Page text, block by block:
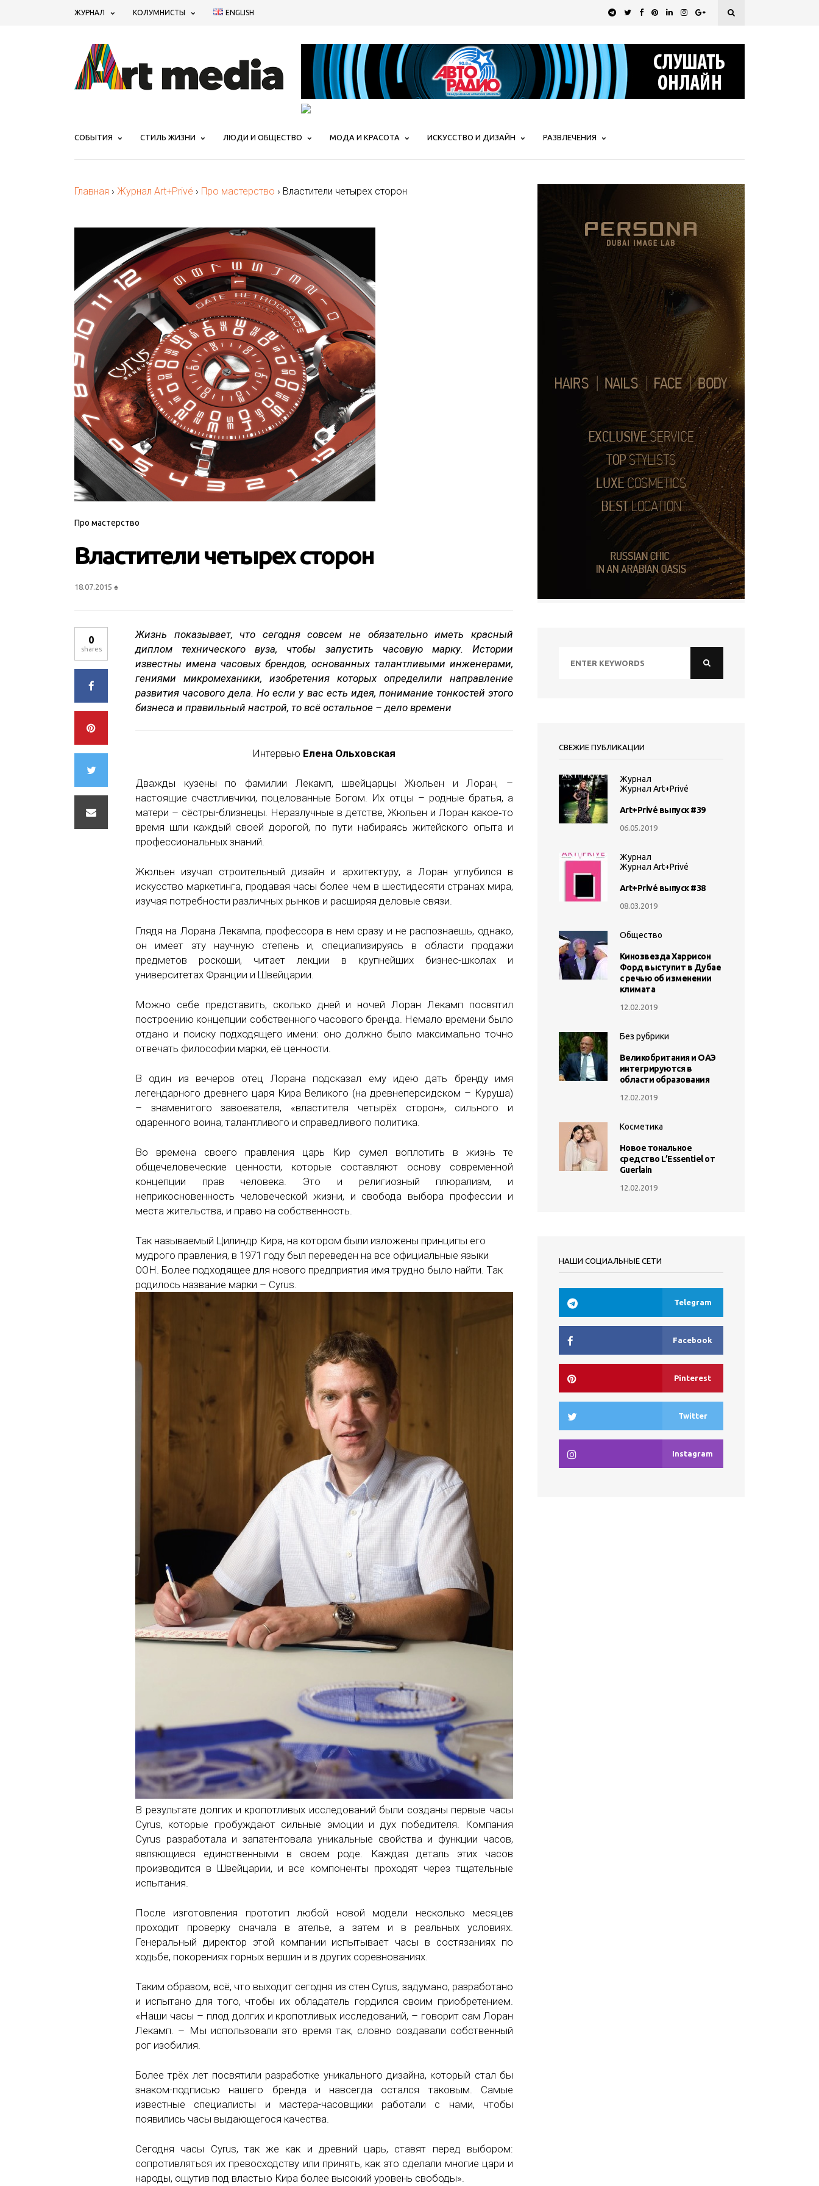
ЖУРНАЛ КОЛУМНИСТЫ ENGLISH
СОБЫТИЯ СТИЛЬ ЖИЗНИ ЛЮДИ И ОБЩЕСТВО МОДА И КРАСОТА ИСКУССТВО И ДИЗАЙН РАЗВЛЕЧЕНИЯ
Главная › Журнал Art+Privé › Про мастерство › Властители четырех сторон
Про мастерство
Властители четырех сторон
18.07.2015 ♠
Жизнь показывает, что сегодня совсем не обязательно иметь красный
диплом технического вуза, чтобы запустить часовую марку. Истории
известны имена часовых брендов, основанных талантливыми инженерами,
гениями микромеханики, изобретения которых определили направление
развития часового дела. Но если у вас есть идея, понимание тонкостей этого
бизнеса и правильный настрой, то всё остальное – дело времени
Интервью Елена Ольховская
Дважды кузены по фамилии Лекамп, швейцарцы Жюльен и Лоран, –
настоящие счастливчики, поцелованные Богом. Их отцы – родные братья, а
матери – сёстры-близнецы. Неразлучные в детстве, Жюльен и Лоран какое‑то
время шли каждый своей дорогой, по пути набираясь житейского опыта и
профессиональных знаний.
Жюльен изучал строительный дизайн и архитектуру, а Лоран углубился в
искусство маркетинга, продавая часы более чем в шестидесяти странах мира,
изучая потребности различных рынков и расширяя деловые связи.
Глядя на Лорана Лекампа, профессора в нем сразу и не распознаешь, однако,
он имеет эту научную степень и, специализируясь в области продажи
предметов роскоши, читает лекции в крупнейших бизнес-школах и
университетах Франции и Швейцарии.
Можно себе представить, сколько дней и ночей Лоран Лекамп посвятил
построению концепции собственного часового бренда. Немало времени было
отдано и поиску подходящего имени: оно должно было максимально точно
отвечать философии марки, её ценности.
В один из вечеров отец Лорана подсказал ему идею дать бренду имя
легендарного древнего царя Кира Великого (на древнеперсидском – Куруша)
– знаменитого завоевателя, «властителя четырёх сторон», сильного и
одаренного воина, талантливого и справедливого политика.
Во времена своего правления царь Кир сумел воплотить в жизнь те
общечеловеческие ценности, которые составляют основу современной
концепции прав человека. Это и религиозный плюрализм, и
неприкосновенность человеческой жизни, и свобода выбора профессии и
места жительства, и право на собственность.
Так называемый Цилиндр Кира, на котором были изложены принципы его
мудрого правления, в 1971 году был переведен на все официальные языки
ООН. Более подходящее для нового предприятия имя трудно было найти. Так
родилось название марки – Cyrus.
В результате долгих и кропотливых исследований были созданы первые часы
Cyrus, которые пробуждают сильные эмоции и дух победителя. Компания
Cyrus разработала и запатентовала уникальные свойства и функции часов,
являющиеся единственными в своем роде. Каждая деталь этих часов
производится в Швейцарии, и все компоненты проходят через тщательные
испытания.
После изготовления прототип любой новой модели несколько месяцев
проходит проверку сначала в ателье, а затем и в реальных условиях.
Генеральный директор этой компании испытывает часы в состязаниях по
ходьбе, покорениях горных вершин и в других соревнованиях.
Таким образом, всё, что выходит сегодня из стен Cyrus, задумано, разработано
и испытано для того, чтобы их обладатель гордился своим приобретением.
«Наши часы – плод долгих и кропотливых исследований, – говорит сам Лоран
Лекамп. – Мы использовали это время так, словно создавали собственный
рог изобилия.
Более трёх лет посвятили разработке уникального дизайна, который стал бы
знаком-подписью нашего бренда и навсегда остался таковым. Самые
известные специалисты и мастера-часовщики работали с нами, чтобы
появились часы выдающегося качества.
Сегодня часы Cyrus, так же как и древний царь, ставят перед выбором:
сопротивляться их превосходству или принять, как это сделали многие цари и
народы, ощутив под властью Кира более высокий уровень свободы».
0
shares
СВЕЖИЕ ПУБЛИКАЦИИ
Журнал
Журнал Art+Privé
Art+Privé выпуск #39
06.05.2019
Журнал
Журнал Art+Privé
Art+Privé выпуск #38
08.03.2019
Общество
Кинозвезда Харрисон
Форд выступит в Дубае
с речью об изменении
климата
12.02.2019
Без рубрики
Великобритания и ОАЭ
интегрируются в
области образования
12.02.2019
Косметика
Новое тональное
средство L’Essentiel от
Guerlain
12.02.2019
НАШИ СОЦИАЛЬНЫЕ СЕТИ
Telegram
Facebook
Pinterest
Twitter
Instagram